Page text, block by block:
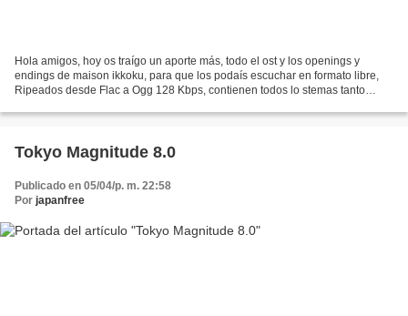
Hola amigos, hoy os traígo un aporte más, todo el ost y los openings y
endings de maison ikkoku, para que los podaís escuchar en formato libre,
Ripeados desde Flac a Ogg 128 Kbps, contienen todos lo stemas tanto
Tokyo Magnitude 8.0
Publicado en 05/04/p. m. 22:58
Por japanfree